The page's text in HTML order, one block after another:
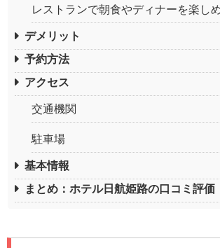
レストランで朝食やディナーを楽し
デメリット
予約方法
アクセス
交通機関
駐車場
基本情報
まとめ：ホテル日航姫路の口コミ評価